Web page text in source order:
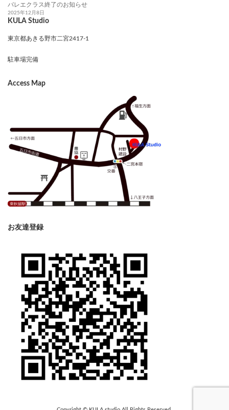
バレエクラス終了のお知らせ
2025年12月8日
KULA Studio
東京都あきる野市二宮2417-1
駐車場完備
Access Map
お友達登録